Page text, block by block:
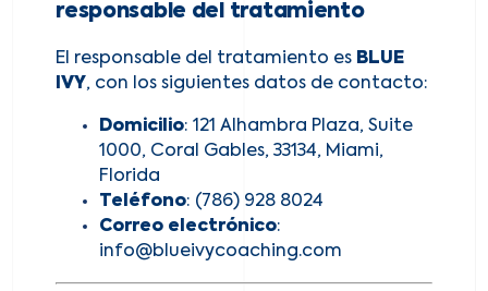
responsable del tratamiento
El responsable del tratamiento es BLUE
IVY, con los siguientes datos de contacto:
Domicilio: 121 Alhambra Plaza, Suite
1000, Coral Gables, 33134, Miami,
Florida
Teléfono: (786) 928 8024
Correo electrónico:
info@blueivycoaching.com